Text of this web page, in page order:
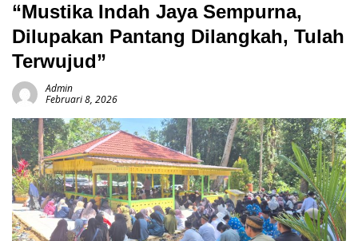
“Mustika Indah Jaya Sempurna,
Dilupakan Pantang Dilangkah, Tulah
Terwujud”
Admin
Februari 8, 2026